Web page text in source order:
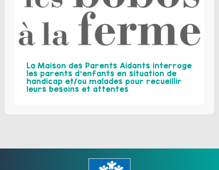
La Maison des Parents Aidants interroge
les parents d’enfants en situation de
handicap et/ou malades pour recueillir
leurs besoins et attentes